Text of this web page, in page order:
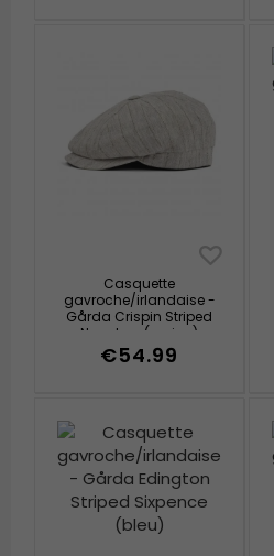
Casquette
gavroche/irlandaise -
Gårda Crispin Striped
Newsboy (greige)
€54.99